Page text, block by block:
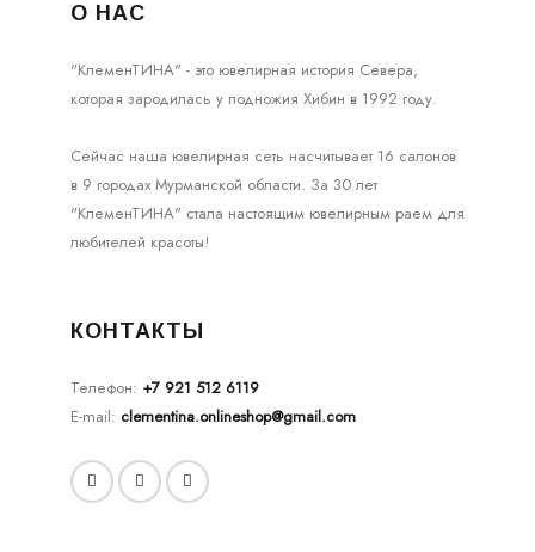
О НАС
"КлеменТИНА" - это ювелирная история Севера,
которая зародилась у подножия Хибин в 1992 году.
Сейчас наша ювелирная сеть насчитывает 16 салонов
в 9 городах Мурманской области. За 30 лет
"КлеменТИНА" стала настоящим ювелирным раем для
любителей красоты!
КОНТАКТЫ
Телефон: +7 921 512 6119
E-mail: clementina.onlineshop@gmail.com